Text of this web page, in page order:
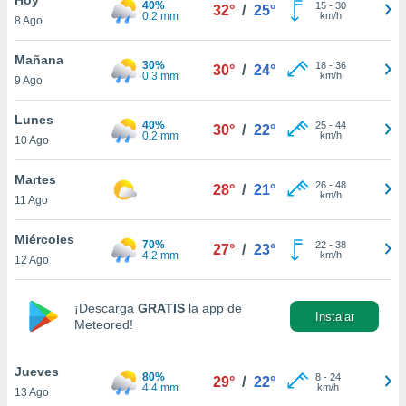
en
más
nuestra
de
aceptar
de
8 Ago
40%
0.2 mm
32° / 25° 15- 30
km/h
Mañana
9 Ago
30%
0.3 mm
30° / 24° 18- 36
km/h
Lunes
10 Ago
40%
0.2 mm
30° / 22° 25- 44
km/h
Martes
11 Ago
28° / 21° 26- 48
km/h
Miércoles
12 Ago
70%
4.2 mm
27° / 23° 22- 38
km/h
¡Descarga GRATIS la app de
Meteored!
Instalar
Jueves
13 Ago
80%
4.4 mm
29° / 22° 8- 24
km/h